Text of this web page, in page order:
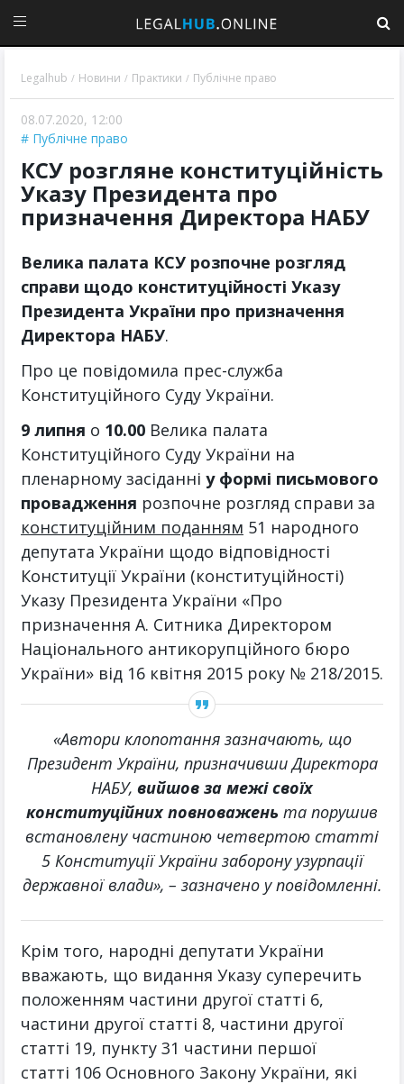
Legalhub / Новини / Практики / Публічне право
08.07.2020, 12:00
Публічне право
КСУ розгляне конституційність
Указу Президента про
призначення Директора НАБУ
Велика палата КСУ розпочне розгляд
справи щодо конституційності Указу
Президента України про призначення
Директора НАБУ.
Про це повідомила прес-служба
Конституційного Суду України.
9 липня о 10.00 Велика палата
Конституційного Суду України на
пленарному засіданні у формі письмового
провадження розпочне розгляд справи за
конституційним поданням 51 народного
депутата України щодо відповідності
Конституції України (конституційності)
Указу Президента України «Про
призначення А. Ситника Директором
Національного антикорупційного бюро
України» від 16 квітня 2015 року № 218/2015.
«Автори клопотання зазначають, що
Президент України, призначивши Директора
НАБУ, вийшов за межі своїх
конституційних повноважень та порушив
встановлену частиною четвертою статті
5 Конституції України заборону узурпації
державної влади», – зазначено у повідомленні.
Крім того, народні депутати України
вважають, що видання Указу суперечить
положенням частини другої статті 6,
частини другої статті 8, частини другої
статті 19, пункту 31 частини першої
статті 106 Основного Закону України, які